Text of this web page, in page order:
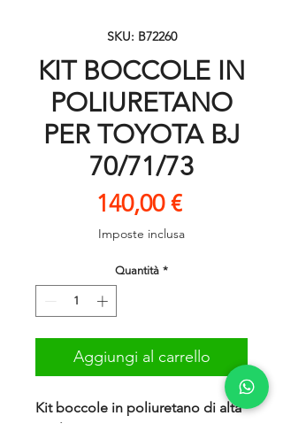
SKU: B72260
KIT BOCCOLE IN
POLIURETANO
PER TOYOTA BJ
70/71/73
140,00 €Prezzo
Imposte inclusa
Quantità *
Aggiungi al carrello
Kit boccole in poliuretano di alta
qualità,